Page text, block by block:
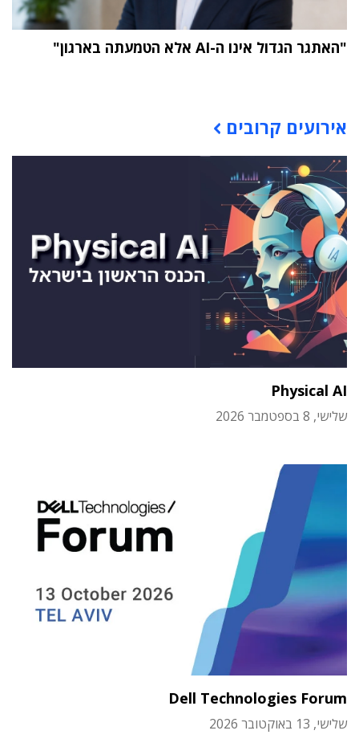
"האתגר הגדול אינו ה-AI אלא הטמעתה בארגון"
אירועים קרובים
Physical AI
שלישי, 8 בספטמבר 2026
Dell Technologies Forum
שלישי, 13 באוקטובר 2026